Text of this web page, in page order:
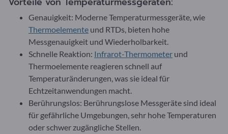
Genauigkeit: Moderne Temperaturmessgeräte, wie
Thermoelemente und RTDs, bieten hohe
Messgenauigkeit und Wiederholbarkeit.
Schnelle Reaktion: Infrarot-Thermometer und
Thermoelemente reagieren schnell auf
Temperaturänderungen, was sie ideal für
Echtzeitanwendungen macht.
Berührungslos: Berührungslose Messgeräte sind ideal
für gefährliche Umgebungen, sehr hohe Temperaturen
oder schwer zugängliche Stellen.